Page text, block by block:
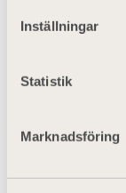
Inställningar
Statistik
Marknadsföring
När